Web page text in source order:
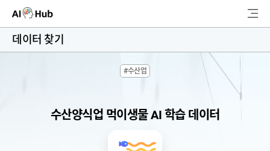
AI-Hub
AI 데이터찾기
색
데이터 찾기
#수산업
수산양식업 먹이생물 AI 학습 데이터